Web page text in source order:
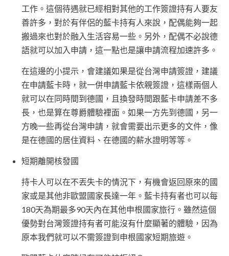
工作。這個待遇就已經相對其他的工作簽證持有人要友
善許多，對於有伴侶的藍卡持有人來說，配偶能夠一起
搬過來也對於融入生活容易一些。另外，配偶不必說德
語就可以加入申請，這一點也是讓申請流程加速許多。
在這邊的小提示，會建議如果是從台灣申請簽證，建議
在申請藍卡時，就一併申請藍卡依親簽證，這樣兩個人
就可以在同時間到德國，且換發時間跟藍卡申請差不多
長，也是算在尊爵體驗裡面。如果一方先到德國，另一
方晚一些再從台灣申請，就會需要出示更多的文件，像
是在德國的居住資料、在德國的薪水證明等等。
短期離開核發國
持卡人可以在不丟失卡的情況下，有機會返回原來的國
家或是其他非歐盟國家長達一年。藍卡持有者也可以每
180天為期最多90天內在其他申根國家旅行。雖然這個
優勢對台灣簽證持有者可能沒有什麼顯著的體驗，因為
原本我們就可以不需簽證到申根國家短期旅遊。